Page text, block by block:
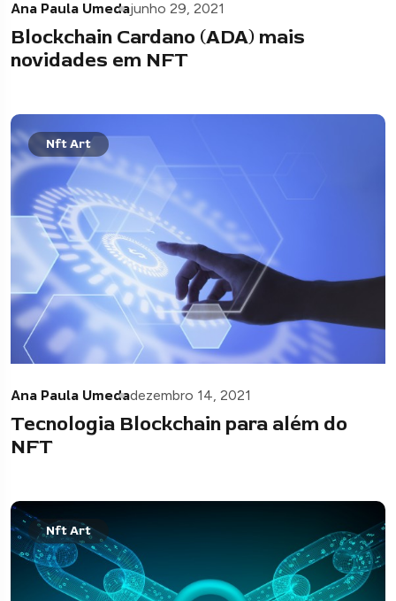
Ana Paula Umedajunho 29, 2021
Blockchain Cardano (ADA) mais
novidades em NFT
Nft Art
Ana Paula Umedadezembro 14, 2021
Tecnologia Blockchain para além do
NFT
Nft Art